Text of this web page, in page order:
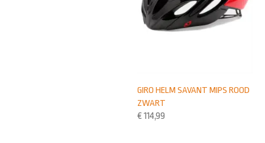
GIRO HELM SAVANT MIPS ROOD
ZWART
€ 114,99